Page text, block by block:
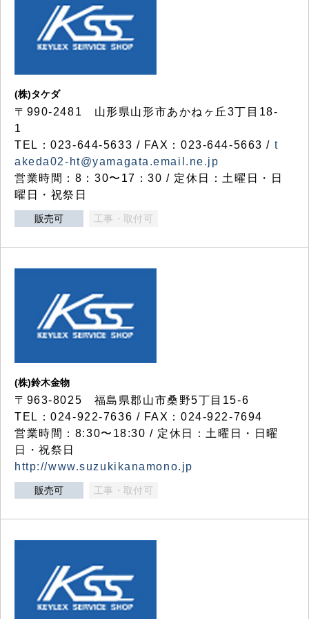
(株)タケダ
〒990-2481 山形県山形市あかねヶ丘3丁目18-
1
TEL：023-644-5633 / FAX：023-644-5663 / t
akeda02-ht@yamagata.email.ne.jp
営業時間：8：30〜17：30 / 定休日：土曜日・日
曜日・祝祭日
販売可 工事・取付可
(株)鈴木金物
〒963-8025 福島県郡山市桑野5丁目15-6
TEL：024-922-7636 / FAX：024-922-7694
営業時間：8:30〜18:30 / 定休日：土曜日・日曜
日・祝祭日
http://www.suzukikanamono.jp
販売可 工事・取付可